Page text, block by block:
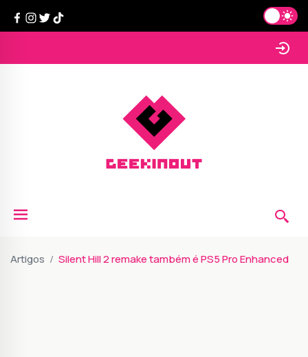
Artigos Silent Hill 2 remake também é PS5 Pro Enhanced